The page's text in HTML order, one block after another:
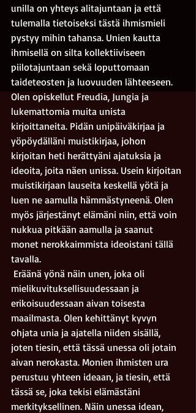
unilla on yhteys alitajuntaan ja että
tulemalla tietoiseksi tästä ihmismieli
pystyy mihin tahansa. Unien kautta
ihmisellä on silta kollektiiviseen
piilotajuntaan sekä loputtomaan
taideteosten ja luovuuden lähteeseen.
Olen opiskellut Freudia, Jungia ja
lukemattomia muita unista
kirjoittaneita. Pidän unipäiväkirjaa ja
yöpöydälläni muistikirjaa, johon
kirjoitan heti herättyäni ajatuksia ja
ideoita, joita näen unissa. Usein kirjoitan
muistikirjaan lauseita keskellä yötä ja
luen ne aamulla hämmästyneenä. Olen
myös järjestänyt elämäni niin, että voin
nukkua pitkään aamulla ja saanut
monet nerokkaimmista ideoistani tällä
tavalla.
mielikuvituksellisuudessaan ja
erikoisuudessaan aivan toisesta
maailmasta. Olen kehittänyt kyvyn
ohjata unia ja ajatella niiden sisällä,
joten tiesin, että tässä unessa oli jotain
aivan nerokasta. Monien ihmisten ura
perustuu yhteen ideaan, ja tiesin, että
tässä se, joka tekisi elämästäni
merkityksellinen. Näin unessa idean,